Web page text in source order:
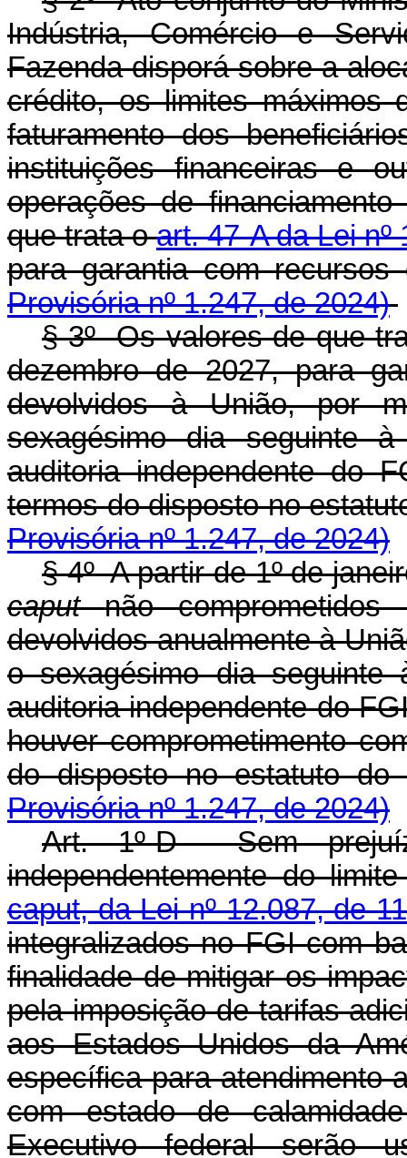
Indústria, Comércio e
Fazenda disporá sobre a
crédito, os limites máximos
faturamento dos
instituições financeiras e
operações de
que trata oart. 47-A da Lei
para garantia com
Provisória nº 1.247, de 2024)
§ 3º Os valores de que
dezembro de 2027, para
devolvidos à União, por
sexagésimo dia seguinte
auditoria independente do
termos do disposto no
Provisória nº 1.247, de 2024)
§ 4º A partir de 1º de
caputnão
devolvidos anualmente à
o sexagésimo dia
auditoria independente do
houver comprometimento
do disposto no
Provisória nº 1.247, de 2024)
Art. 1º-D Sem
independentemente do
caput, da Lei nº 12.087, de
integralizados no FGI com
finalidade de mitigar os
pela imposição de tarifas
aos Estados Unidos da
específica para atendimento
com estado de
Executivo federal serão